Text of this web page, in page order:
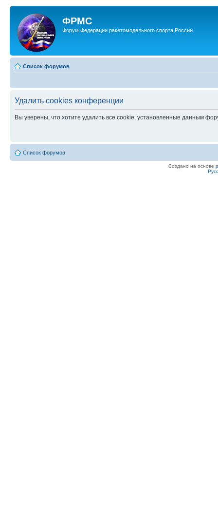
ФРМС
Форум Федерации ракетомодельного спорта России
Список форумов
Удалить cookies конференции
Вы уверены, что хотите удалить все cookie, установленные данным
Список форумов
Создано на основе